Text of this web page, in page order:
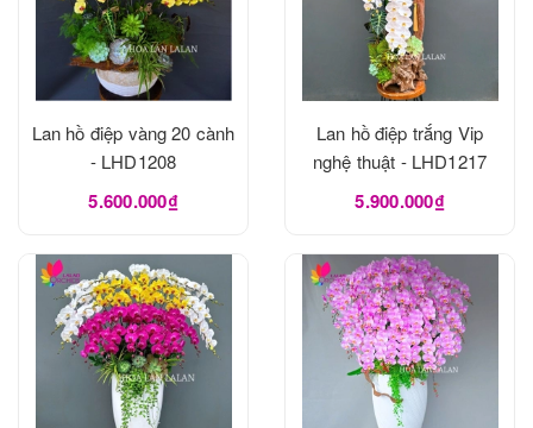
Lan hồ điệp vàng 20 cành
- LHD1208
5.600.000₫
Lan hồ điệp trắng Vip
nghệ thuật - LHD1217
5.900.000₫